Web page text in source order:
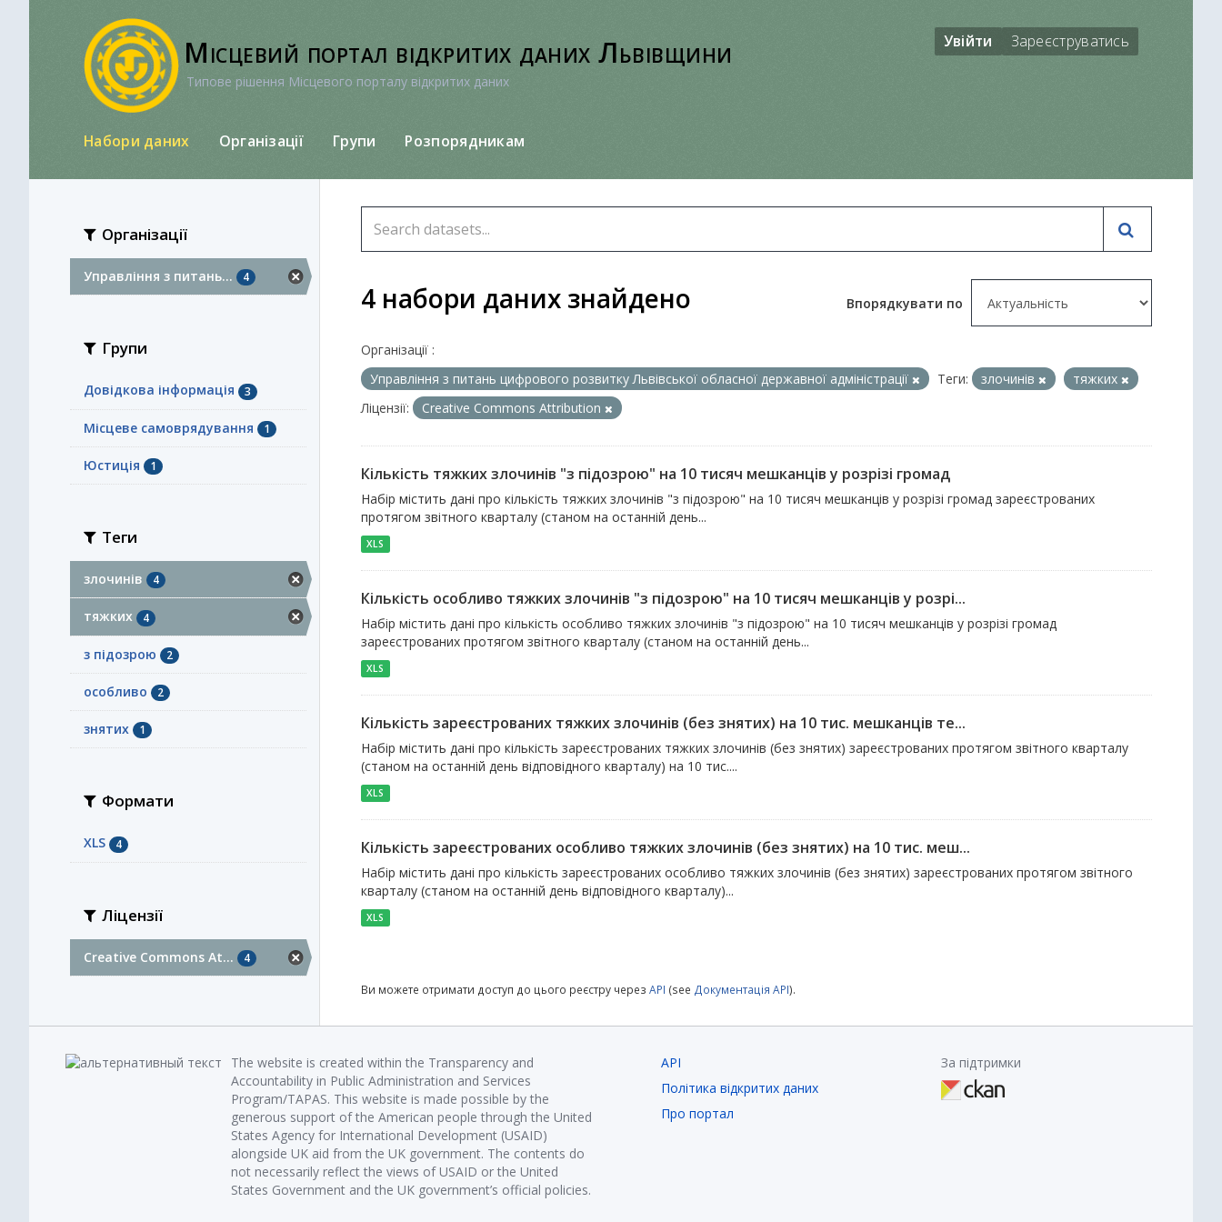
Місцевий портал відкритих даних Львівщини
Типове рішення Місцевого порталу відкритих даних
Увійти Зареєструватись
Набори даних Організації Групи Розпорядникам
Організації
Управління з питань... 4
Групи
Довідкова інформація 3
Місцеве самоврядування 1
Юстиція 1
Теги
злочинів 4
тяжких 4
з підозрою 2
особливо 2
знятих 1
Формати
XLS 4
Ліцензії
Creative Commons At... 4
Впорядкувати по
4 набори даних знайдено
Організації :
Управління з питань цифрового розвитку Львівської обласної державної адміністрації
Теги: злочинів
тяжких
Ліцензії:
Creative Commons Attribution
Кількість тяжких злочинів "з підозрою" на 10 тисяч мешканців у розрізі громад
Набір містить дані про кількість тяжких злочинів "з підозрою" на 10 тисяч мешканців у розрізі громад зареєстрованих
протягом звітного кварталу (станом на останній день...
XLS
Кількість особливо тяжких злочинів "з підозрою" на 10 тисяч мешканців у розрі...
Набір містить дані про кількість особливо тяжких злочинів "з підозрою" на 10 тисяч мешканців у розрізі громад
зареєстрованих протягом звітного кварталу (станом на останній день...
XLS
Кількість зареєстрованих тяжких злочинів (без знятих) на 10 тис. мешканців те...
Набір містить дані про кількість зареєстрованих тяжких злочинів (без знятих) зареєстрованих протягом звітного кварталу
(станом на останній день відповідного кварталу) на 10 тис....
XLS
Кількість зареєстрованих особливо тяжких злочинів (без знятих) на 10 тис. меш...
Набір містить дані про кількість зареєстрованих особливо тяжких злочинів (без знятих) зареєстрованих протягом звітного
кварталу (станом на останній день відповідного кварталу)...
XLS
Ви можете отримати доступ до цього реєстру через API (see Документація API).
The website is created within the Transparency and
Accountability in Public Administration and Services
Program/TAPAS. This website is made possible by the
generous support of the American people through the United
States Agency for International Development (USAID)
alongside UK aid from the UK government. The contents do
not necessarily reflect the views of USAID or the United
States Government and the UK government’s official policies.
API
Політика відкритих даних
Про портал
За підтримки